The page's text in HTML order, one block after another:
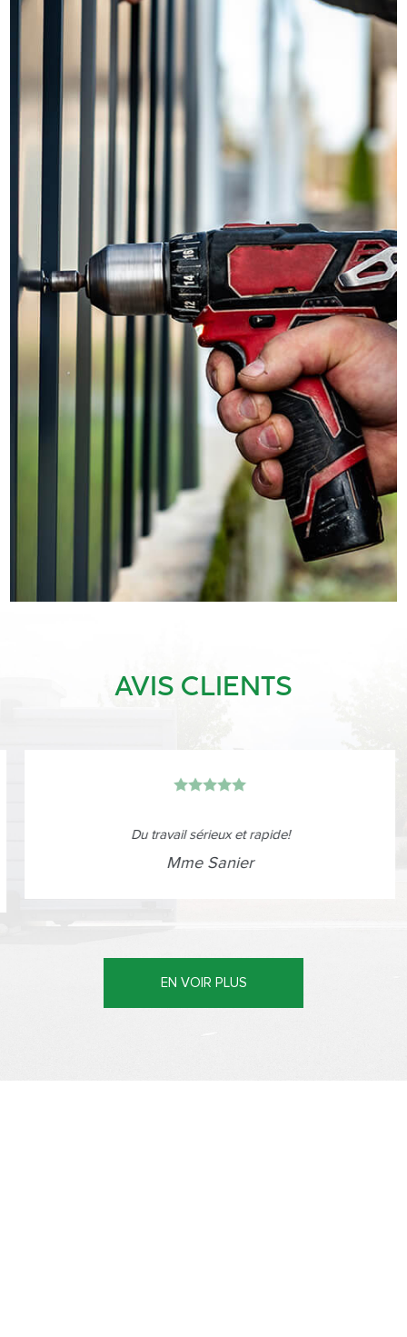
AVIS CLIENTS
Du travail sérieux et rapide!
Mme Sanier
EN VOIR PLUS